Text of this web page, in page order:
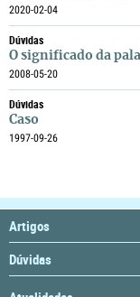
2020-02-04
Dúvidas
O significado da
2008-05-20
Dúvidas
Caso
1997-09-26
Artigos
Dúvidas